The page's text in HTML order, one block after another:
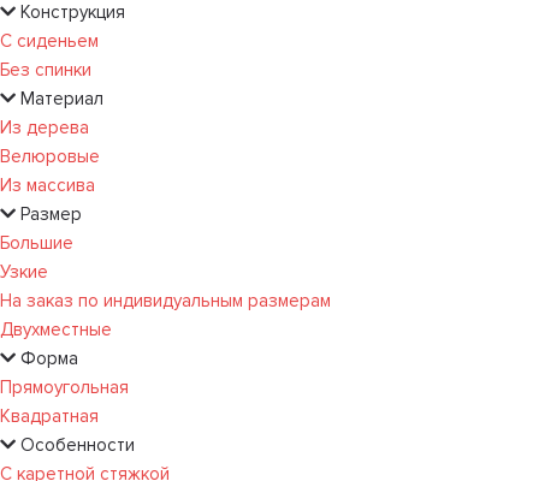
Конструкция
С сиденьем
Без спинки
Материал
Из дерева
Велюровые
Из массива
Размер
Большие
Узкие
На заказ по индивидуальным размерам
Двухместные
Форма
Прямоугольная
Квадратная
Особенности
С каретной стяжкой